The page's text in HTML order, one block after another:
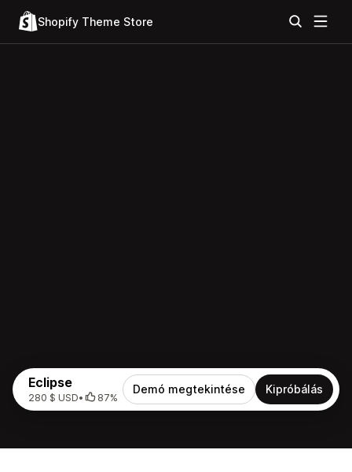
Shopify Theme Store
Eclipse
280 $ USD• 87%
Demó megtekintése Kipróbálás